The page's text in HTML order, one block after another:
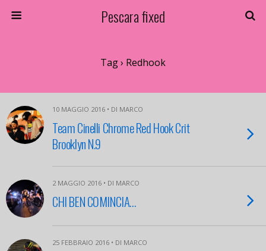
Pescara fixed
Tag › Redhook
10 MAGGIO 2016 • DI MARCO
Team Cinelli Chrome Red Hook Crit
Brooklyn N.9
2 MAGGIO 2016 • DI MARCO
CHI BEN COMINCIA…
25 FEBBRAIO 2016 • DI MARCO